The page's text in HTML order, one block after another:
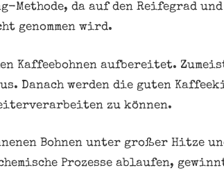
Methode, da auf den Reifegrad
genommen wird.
Kaffeebohnen aufbereitet.
Danach werden die guten
zu können.
Bohnen unter großer Hitze
Prozesse ablaufen,